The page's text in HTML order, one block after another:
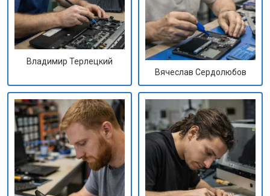
Владимир Терлецкий
Вячеслав Сердолюбов